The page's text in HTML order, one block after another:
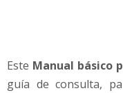
Este Manual básico
guía de consulta,